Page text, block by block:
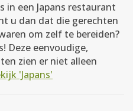
in een Japans restaurant
u dan dat die gerechten
om zelf te bereiden?
Deze eenvoudige,
zien er niet alleen
'Japans'